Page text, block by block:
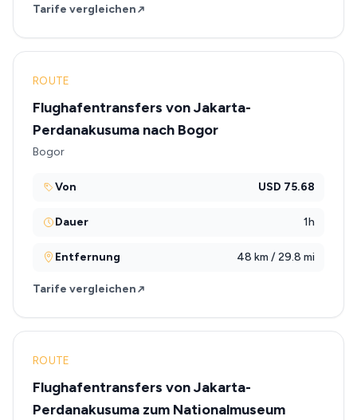
Tarife vergleichen
ROUTE
Flughafentransfers von Jakarta-
Perdanakusuma nach Bogor
Bogor
Von USD 75.68
Dauer 1h
Entfernung 48 km / 29.8 mi
Tarife vergleichen
ROUTE
Flughafentransfers von Jakarta-
Perdanakusuma zum Nationalmuseum